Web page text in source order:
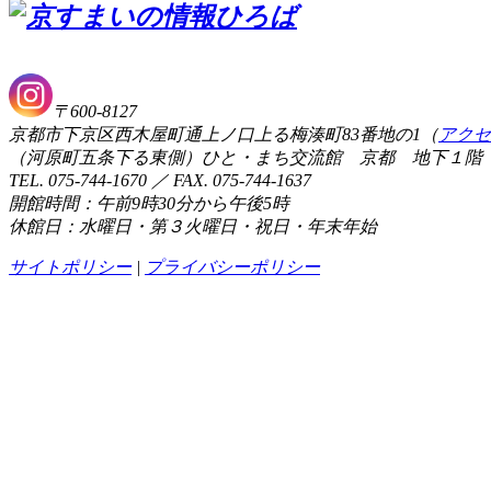
〒600-8127
京都市下京区西木屋町通上ノ口上る梅湊町83番地の1（ アク
（河原町五条下る東側）ひと・まち交流館 京都 地下１階
TEL. 075-744-1670 ／ FAX. 075-744-1637
開館時間：午前9時30分から午後5時
休館日：水曜日・第３火曜日・祝日・年末年始
サイトポリシー| プライバシーポリシー